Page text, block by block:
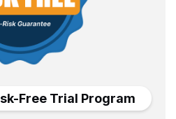
Free Trial Program